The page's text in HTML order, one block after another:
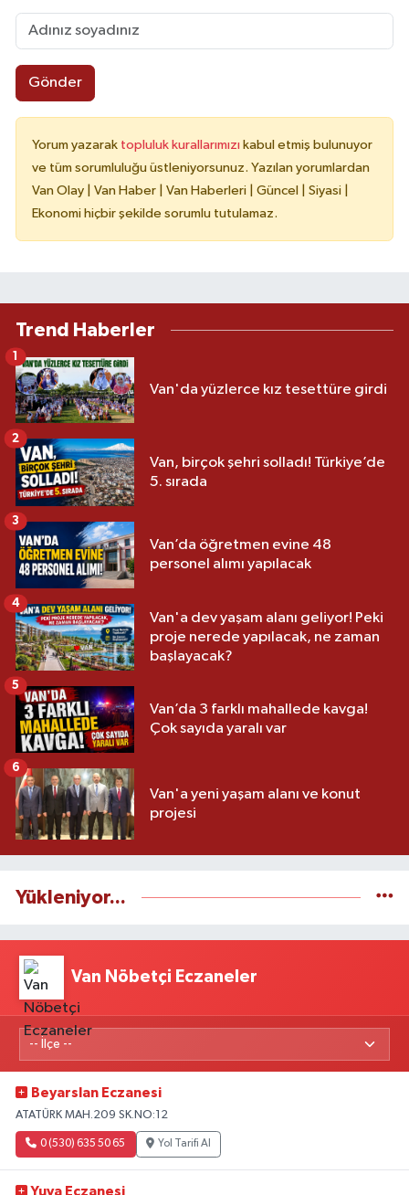
Gönder
Yorum yazarak topluluk kurallarımızı kabul etmiş bulunuyor
ve tüm sorumluluğu üstleniyorsunuz. Yazılan yorumlardan
Van Olay | Van Haber | Van Haberleri | Güncel | Siyasi |
Ekonomi hiçbir şekilde sorumlu tutulamaz.
Trend Haberler
Van'da yüzlerce kız tesettüre girdi
1
Van, birçok şehri solladı! Türkiye’de
5. sırada
2
Van’da öğretmen evine 48
personel alımı yapılacak
3
Van'a dev yaşam alanı geliyor! Peki
proje nerede yapılacak, ne zaman
başlayacak?
4
Van’da 3 farklı mahallede kavga!
Çok sayıda yaralı var
5
Van'a yeni yaşam alanı ve konut
projesi
6
Yükleniyor...
Van Nöbetçi Eczaneler
Beyarslan Eczanesi
ATATÜRK MAH.209 SK.NO:12
0 (530) 635 50 65 Yol Tarifi Al
Yuva Eczanesi